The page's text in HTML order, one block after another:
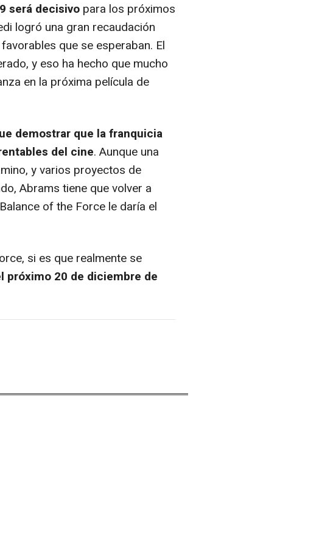
será decisivo para los próximos
logró una gran recaudación
que se esperaban. El
y eso ha hecho que mucho
en la próxima película de
demostrar que la franquicia
del cine. Aunque una
y varios proyectos de
Abrams tiene que volver a
of the Force le daría el
si es que realmente se
próximo 20 de diciembre de